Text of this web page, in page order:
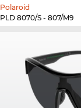
Polaroid
PLD 8070/S - 807/M9